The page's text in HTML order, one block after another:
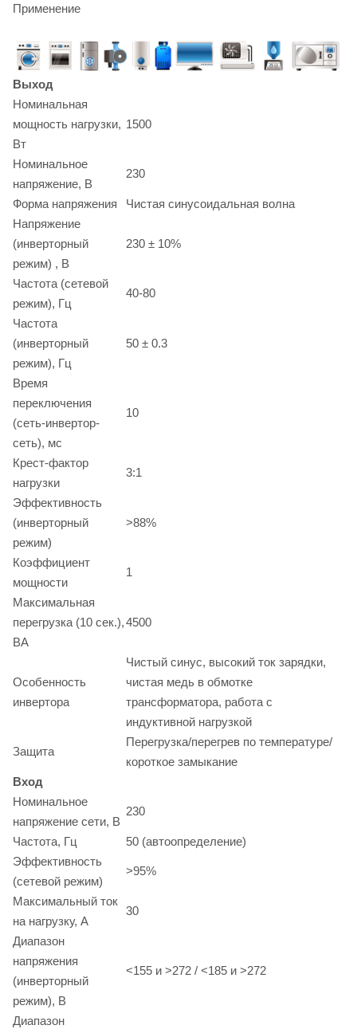
Применение
Выход
Номинальная
мощность нагрузки,
Вт
1500
Номинальное
напряжение, В
230
Форма напряжения
Чистая синусоидальная волна
Напряжение
(инверторный
режим) , В
230 ± 10%
Частота (сетевой
режим), Гц
40-80
Частота
(инверторный
режим), Гц
50 ± 0.3
Время
переключения
(сеть-инвертор-
сеть), мс
10
Крест-фактор
нагрузки
3:1
Эффективность
(инверторный
режим)
>88%
Коэффициент
мощности
1
Максимальная
перегрузка (10 сек.),
ВА
4500
Особенность
инвертора
Чистый синус, высокий ток зарядки,
чистая медь в обмотке
трансформатора, работа с
индуктивной нагрузкой
Защита
Перегрузка/перегрев по температуре/
короткое замыкание
Вход
Номинальное
напряжение сети, В
230
Частота, Гц
50 (автоопределение)
Эффективность
(сетевой режим)
>95%
Максимальный ток
на нагрузку, A
30
Диапазон
напряжения
(инверторный
режим), В
<155 и >272 / <185 и >272
Диапазон